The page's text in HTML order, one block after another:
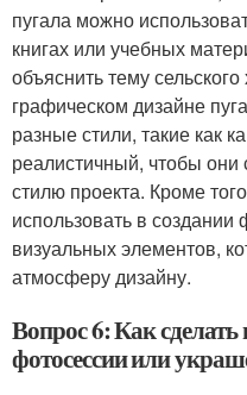
пугала можно
книгах или учебных
объяснить тему
графическом дизайне
разные стили, такие как
реалистичный, чтобы они
стилю проекта. Кроме
использовать в создании
визуальных элементов,
атмосферу дизайну.
Вопрос 6: Как
фотосессии или